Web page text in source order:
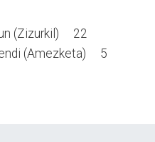
(Zizurkil) 22
(Amezketa) 5